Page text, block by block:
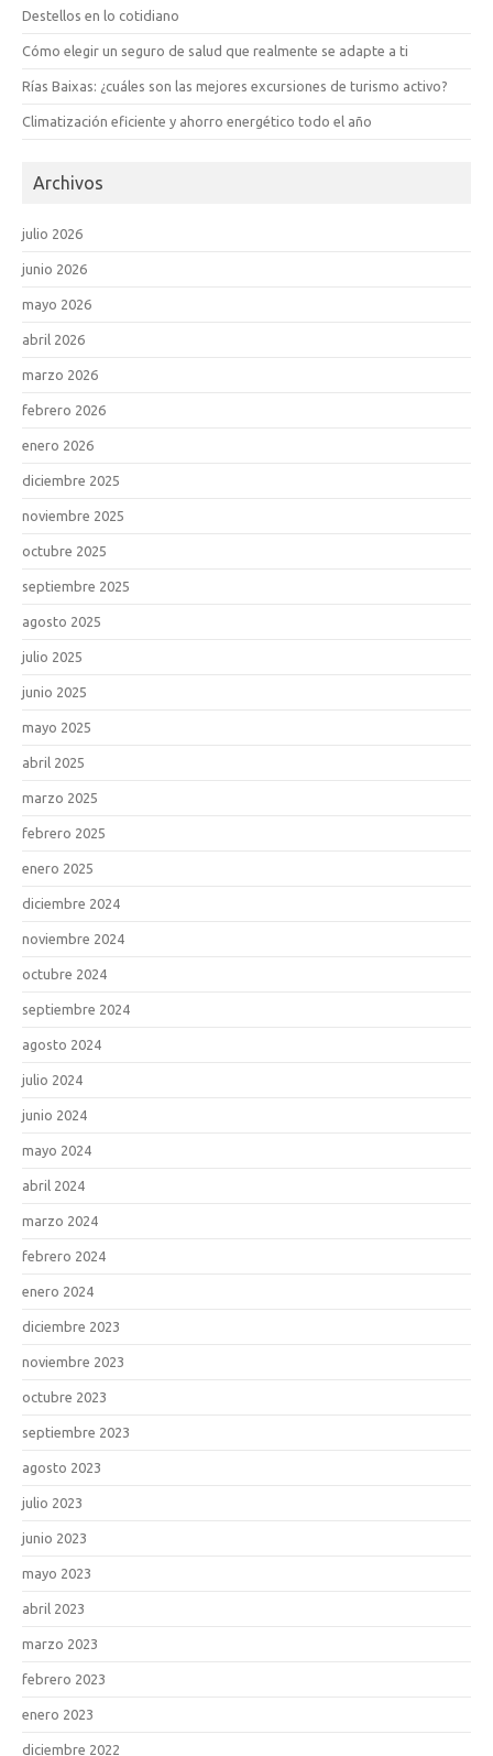
Destellos en lo cotidiano
Cómo elegir un seguro de salud que realmente se adapte a ti
Rías Baixas: ¿cuáles son las mejores excursiones de turismo activo?
Climatización eficiente y ahorro energético todo el año
Archivos
julio 2026
junio 2026
mayo 2026
abril 2026
marzo 2026
febrero 2026
enero 2026
diciembre 2025
noviembre 2025
octubre 2025
septiembre 2025
agosto 2025
julio 2025
junio 2025
mayo 2025
abril 2025
marzo 2025
febrero 2025
enero 2025
diciembre 2024
noviembre 2024
octubre 2024
septiembre 2024
agosto 2024
julio 2024
junio 2024
mayo 2024
abril 2024
marzo 2024
febrero 2024
enero 2024
diciembre 2023
noviembre 2023
octubre 2023
septiembre 2023
agosto 2023
julio 2023
junio 2023
mayo 2023
abril 2023
marzo 2023
febrero 2023
enero 2023
diciembre 2022